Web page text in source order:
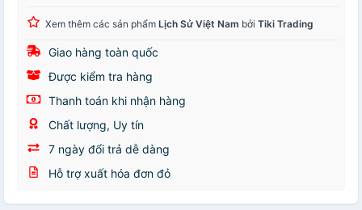
Xem thêm các sản phẩm Lịch Sử Việt Nam bởi Tiki Trading
Giao hàng toàn quốc
Được kiểm tra hàng
Thanh toán khi nhận hàng
Chất lượng, Uy tín
7 ngày đổi trả dễ dàng
Hỗ trợ xuất hóa đơn đỏ